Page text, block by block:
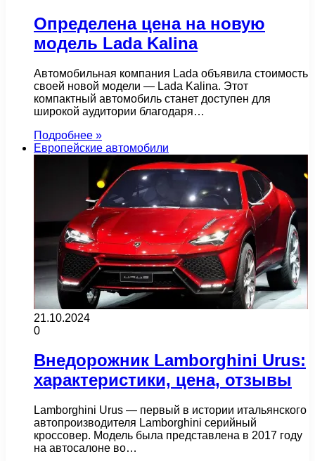
Определена цена на новую
модель Lada Kalina
Автомобильная компания Lada объявила стоимость
своей новой модели — Lada Kalina. Этот
компактный автомобиль станет доступен для
широкой аудитории благодаря…
Подробнее »
Европейские автомобили
21.10.2024
0
Внедорожник Lamborghini Urus:
характеристики, цена, отзывы
Lamborghini Urus — первый в истории итальянского
автопроизводителя Lamborghini серийный
кроссовер. Модель была представлена в 2017 году
на автосалоне во…